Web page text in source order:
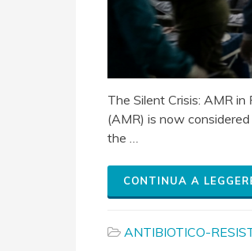
The Silent Crisis: AMR
(AMR) is now
the …
CONTINUA A
ANTIBIOTICO-